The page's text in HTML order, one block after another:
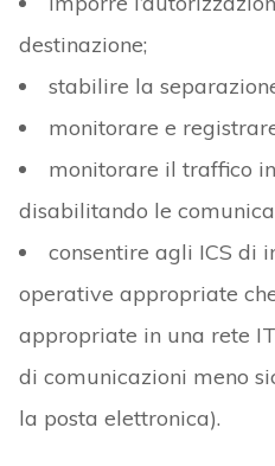
destinazione;
stabilire la
monitorare e
monitorare il traffico
disabilitando le
consentire agli ICS di
operative appropriate
appropriate in una rete
di comunicazioni meno
la posta elettronica).